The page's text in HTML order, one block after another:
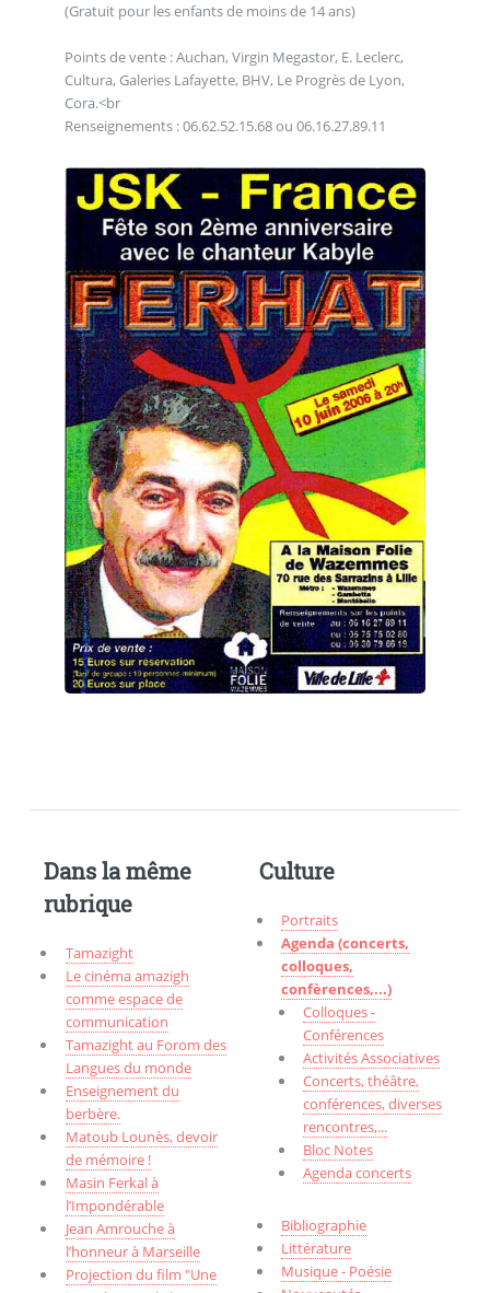
(Gratuit pour les enfants de moins de 14 ans)
Points de vente : Auchan, Virgin Megastor, E. Leclerc,
Cultura, Galeries Lafayette, BHV, Le Progrès de Lyon,
Cora.<br
Renseignements : 06.62.52.15.68 ou 06.16.27.89.11
Dans la même
rubrique
Tamazight
Le cinéma amazigh
comme espace de
communication
Tamazight au Forom des
Langues du monde
Enseignement du
berbère.
Matoub Lounès, devoir
de mémoire !
Masin Ferkal à
l’Impondérable
Jean Amrouche à
l’honneur à Marseille
Projection du film "Une
Culture
Portraits
Agenda (concerts,
colloques,
confèrences,...)
Colloques -
Conférences
Activités Associatives
Concerts, théâtre,
conférences, diverses
rencontres,...
Bloc Notes
Agenda concerts
Bibliographie
Littérature
Musique - Poésie